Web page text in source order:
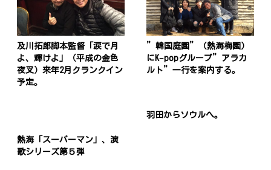
及川拓郎脚本監督「涙で月
よ、輝けよ」（平成の金色
夜叉）来年2月クランクイン
予定。
”韓国庭園”（熱海梅園）
にK−popグループ”アラカ
ルト”一行を案内する。
羽田からソウルへ。
熱海「スーパーマン」、演
歌シリーズ第５弾